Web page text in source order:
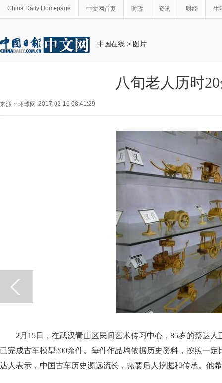
China Daily Homepage 中文网首页 时政 资讯 财经 生
中国在线 > 图片
八旬老人历时
来源：环球网 2017-02-16 08:41:29
2月15日，在武汉青山区民间艺术传习中心，85岁的蔡达
已完成古车模型200余件。每件作品均依据历史资料，按照一
达人表示，中国古车历史源远流长，需要后人挖掘和传承。